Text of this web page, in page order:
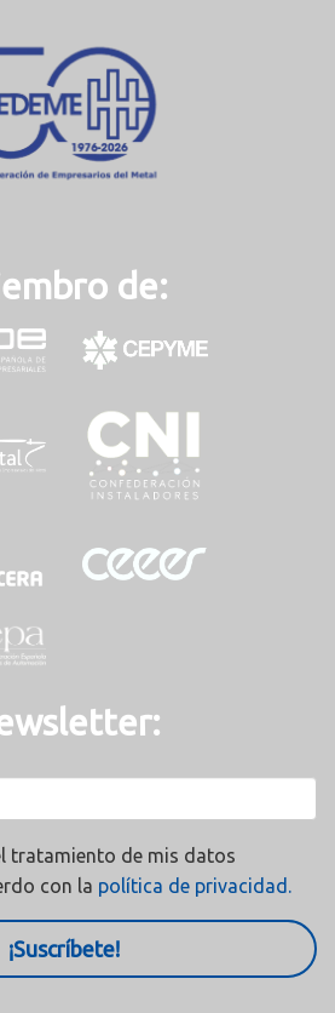
de:
tratamiento de mis datos
con la política de privacidad.
¡Suscríbete!